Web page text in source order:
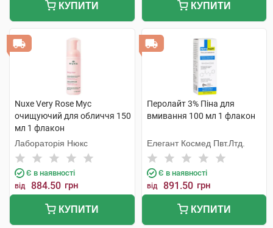
КУПИТИ КУПИТИ
Nuxe Very Rose Мус
очищуючий для обличчя 150
мл 1 флакон
Лабораторія Нюкс
Є в наявності
від 884.50 грн
КУПИТИ
Перолайт 3% Піна для
вмивання 100 мл 1 флакон
Елегант Космед Пвт.Лтд.
Є в наявності
від 891.50 грн
КУПИТИ